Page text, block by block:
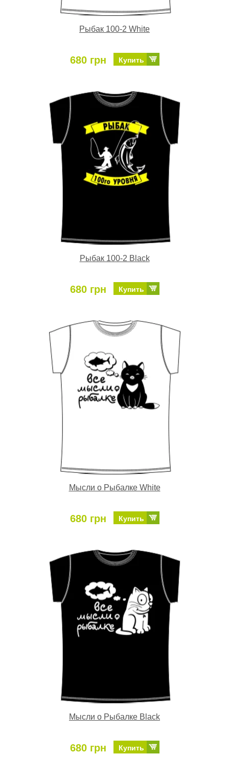
Рыбак 100-2 White
680 грн Купить
Рыбак 100-2 Black
680 грн Купить
Мысли о Рыбалке White
680 грн Купить
Мысли о Рыбалке Black
680 грн Купить